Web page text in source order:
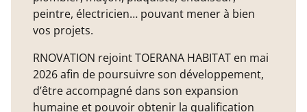
peintre, électricien… pouvant mener à bien
vos projets.
RNOVATION rejoint TOERANA HABITAT en mai
2026 afin de poursuivre son développement,
d’être accompagné dans son expansion
humaine et pouvoir obtenir la qualification